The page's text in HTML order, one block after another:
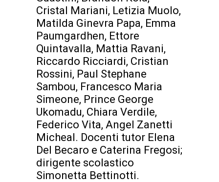
Cristal Mariani, Letizia Muolo,
Matilda Ginevra Papa, Emma
Paumgardhen, Ettore
Quintavalla, Mattia Ravani,
Riccardo Ricciardi, Cristian
Rossini, Paul Stephane
Sambou, Francesco Maria
Simeone, Prince George
Ukomadu, Chiara Verdile,
Federico Vita, Angel Zanetti
Micheal. Docenti tutor Elena
Del Becaro e Caterina Fregosi;
dirigente scolastico
Simonetta Bettinotti.